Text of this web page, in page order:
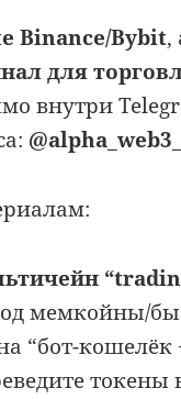
Binance/Bybit,
для
внутри
мемкойны/
“бот-кошелёк
токены